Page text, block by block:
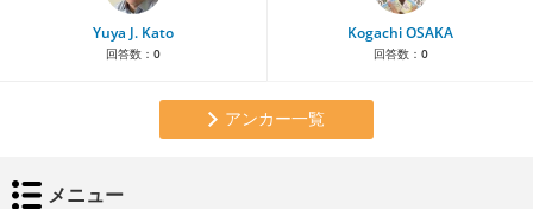
Yuya J. Kato
回答数： 0
Kogachi OSAKA
回答数： 0
アンカー一覧
メニュー